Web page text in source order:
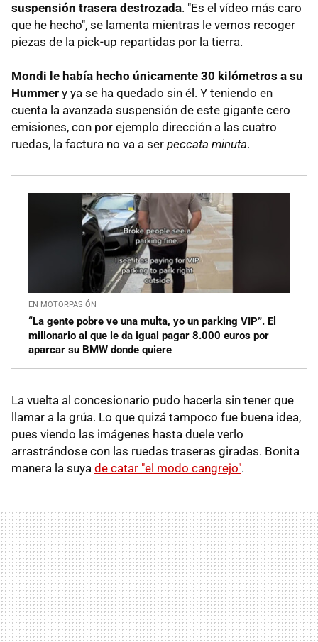
suspensión trasera destrozada. "Es el vídeo más caro
que he hecho", se lamenta mientras le vemos recoger
piezas de la pick-up repartidas por la tierra.
Mondi le había hecho únicamente 30 kilómetros a su
Hummer y ya se ha quedado sin él. Y teniendo en
cuenta la avanzada suspensión de este gigante cero
emisiones, con por ejemplo dirección a las cuatro
ruedas, la factura no va a ser peccata minuta.
EN MOTORPASIÓN
“La gente pobre ve una multa, yo un parking VIP”. El
millonario al que le da igual pagar 8.000 euros por
aparcar su BMW donde quiere
La vuelta al concesionario pudo hacerla sin tener que
llamar a la grúa. Lo que quizá tampoco fue buena idea,
pues viendo las imágenes hasta duele verlo
arrastrándose con las ruedas traseras giradas. Bonita
manera la suya de catar "el modo cangrejo".